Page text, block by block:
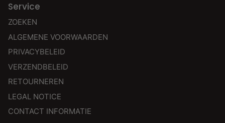
Service
ZOEKEN
ALGEMENE VOORWAARDEN
PRIVACYBELEID
VERZENDBELEID
RETOURNEREN
LEGAL NOTICE
CONTACT INFORMATIE